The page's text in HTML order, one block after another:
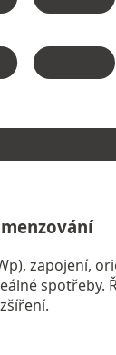
zapojení,
spotřeby.